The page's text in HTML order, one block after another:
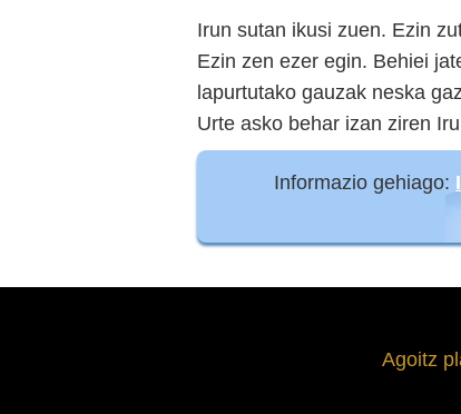
Irun sutan ikusi zuen. Ezin
Ezin zen ezer egin. Behiei
lapurtutako gauzak neska
Urte asko behar izan ziren
Informazio gehiago:
Agoitz